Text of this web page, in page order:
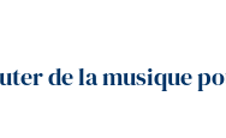
de la musique